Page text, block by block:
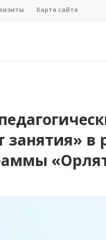
Карта сайта
в